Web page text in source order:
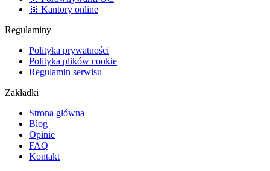
🥉 Kantory online
Regulaminy
Polityka prywatności
Polityka plików cookie
Regulamin serwisu
Zakładki
Strona główna
Blog
Opinie
FAQ
Kontakt